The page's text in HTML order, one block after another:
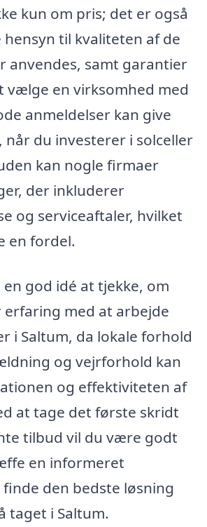
kun om pris; det er også
til kvaliteten af de
anvendes, samt garantier
vælge en virksomhed med
anmeldelser kan give
når du investerer i solceller
kan nogle firmaer
der inkluderer
og serviceaftaler, hvilket
en fordel.
god idé at tjekke, om
med at arbejde
i Saltum, da lokale forhold
og vejrforhold kan
og effektiviteten af
at tage det første skridt
tilbud vil du være godt
en informeret
den bedste løsning
taget i Saltum.